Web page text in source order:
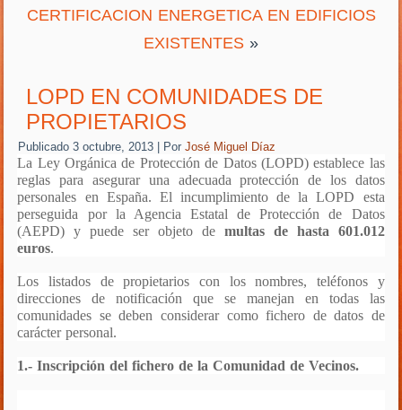
CERTIFICACION ENERGETICA EN EDIFICIOS
EXISTENTES »
LOPD EN COMUNIDADES DE
PROPIETARIOS
Publicado 3 octubre, 2013 Por José Miguel Díaz
La Ley Orgánica de Protección de Datos (LOPD)establece las
reglas para asegurar una adecuada protección de los datos
personales en España. El incumplimiento de la LOPD esta
perseguida por la Agencia Estatal de Protección de Datos
(AEPD) y puede ser objeto de multas de hasta 601.012
euros.
Los listados de propietarios con los nombres, teléfonos y
direcciones de notificación que se manejan en todas las
comunidades se deben considerar como fichero de datos de
carácter personal.
1.- Inscripción del fichero de la Comunidad de Vecinos.